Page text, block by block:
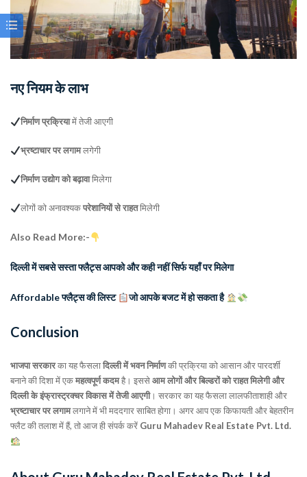
नए नियम के लाभ
निर्माण प्रक्रियामें तेजी आएगी
भ्रष्टाचार पर लगामलगेगी
निर्माण उद्योग को बढ़ावामिलेगा
लोगों को अनावश्यकपरेशानियों से राहतमिलेगी
Also Read More:-
दिल्ली में सबसे सस्ता फ्लैट्स आपको और कही नहीं सिर्फ यहाँ पर मिलेगा
Affordable फ्लैट्स की लिस्ट जो आपके बजट में हो सकता है
Conclusion
भाजपा सरकारका यह फैसलादिल्ली में भवन निर्माणकी प्रक्रिया को आसान और पारदर्शी
बनाने की दिशा में एकमहत्वपूर्ण कदमहै। इससेआम लोगों और बिल्डरों को राहत मिलेगी और
दिल्ली के इंफ्रास्ट्रक्चर विकास में तेजी आएगी। सरकार का यह फैसला लालफीताशाही और
भ्रष्टाचार पर लगामलगाने में भी मददगार साबित होगा। अगर आप एक किफायती और बेहतरीन
फ्लैट की तलाश में हैं, तो आज ही संपर्क करें Guru Mahadev Real Estate Pvt. Ltd.